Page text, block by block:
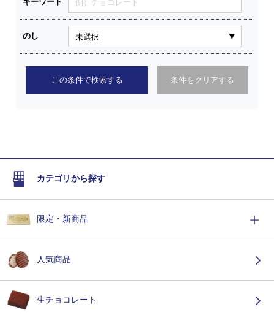
のし
この条件で検索する 条件をクリアする
カテゴリから探す
限定・新商品
人気商品
生チョコレート